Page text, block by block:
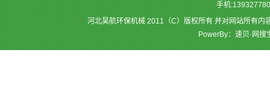
手机
河北昊航环保机械 2011（C）版权所有 并对网站所有内
PowerBy：速贝·网